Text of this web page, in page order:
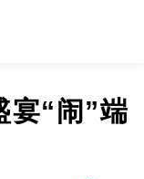
宴“闹”端